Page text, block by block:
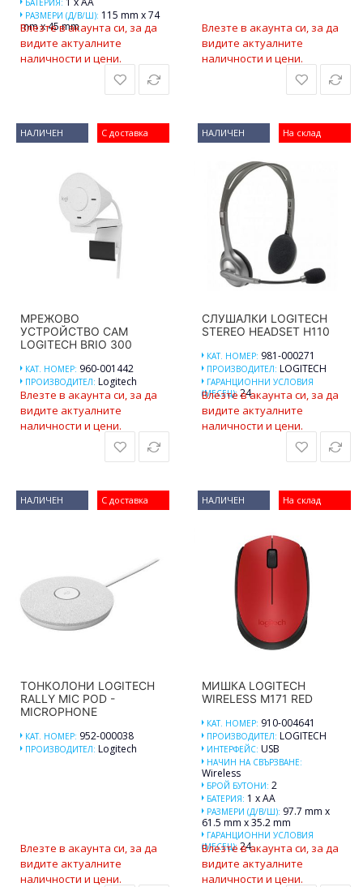
РАЗМЕРИ (Д/В/Ш): 115 mm x 74
mm x 45 mm
Влезте в акаунта си, за да
видите актуалните
наличности и цени.
Влезте в акаунта си, за да
видите актуалните
наличности и цени.
С доставка
НАЛИЧЕН
МРЕЖОВО
УСТРОЙСТВО CAM
LOGITECH BRIO 300
КАТ. НОМЕР: 960-001442
ПРОИЗВОДИТЕЛ: Logitech
Влезте в акаунта си, за да
видите актуалните
наличности и цени.
На склад
НАЛИЧЕН
СЛУШАЛКИ LOGITECH
STEREO HEADSET H110
КАТ. НОМЕР: 981-000271
ПРОИЗВОДИТЕЛ: LOGITECH
ГАРАНЦИОННИ УСЛОВИЯ
(МЕСЕЦ): 24
Влезте в акаунта си, за да
видите актуалните
наличности и цени.
С доставка
НАЛИЧЕН
ТОНКОЛОНИ LOGITECH
RALLY MIC POD -
MICROPHONE
КАТ. НОМЕР: 952-000038
ПРОИЗВОДИТЕЛ: Logitech
Влезте в акаунта си, за да
видите актуалните
наличности и цени.
На склад
НАЛИЧЕН
МИШКА LOGITECH
WIRELESS M171 RED
КАТ. НОМЕР: 910-004641
ПРОИЗВОДИТЕЛ: LOGITECH
ИНТЕРФЕЙС: USB
НАЧИН НА СВЪРЗВАНЕ:
Wireless
БРОЙ БУТОНИ: 2
БАТЕРИЯ: 1 x AA
РАЗМЕРИ (Д/В/Ш): 97.7 mm x
61.5 mm x 35.2 mm
ГАРАНЦИОННИ УСЛОВИЯ
(МЕСЕЦ): 24
Влезте в акаунта си, за да
видите актуалните
наличности и цени.